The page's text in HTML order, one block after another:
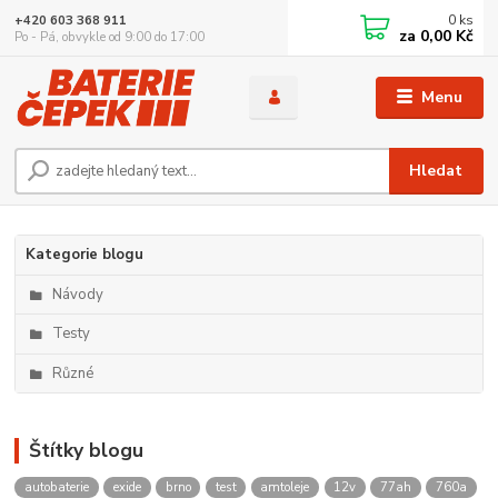
Menu
Hledat
+420 603 368 911
Po - Pá, obvykle od 9:00 do 17:00
0 ks
za 0,00 Kč
Kategorie blogu
Návody
Testy
Různé
Štítky blogu
autobaterie exide brno test amtoleje 12v 77ah
760a